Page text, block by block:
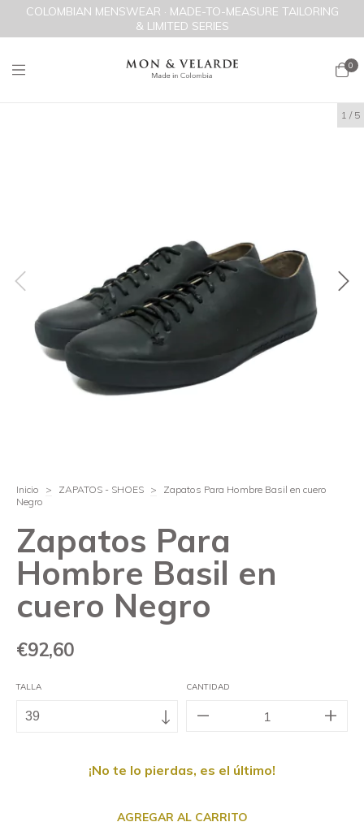
COLOMBIAN MENSWEAR · MADE-TO-MEASURE TAILORING
& LIMITED SERIES
0
1 / 5
Inicio > ZAPATOS - SHOES >
Zapatos Para Hombre Basil en cuero
Negro
Zapatos Para
Hombre Basil en
cuero Negro
€92,60
TALLA CANTIDAD
¡No te lo pierdas, es el último!